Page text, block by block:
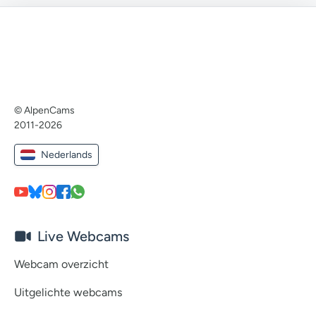
© AlpenCams
2011-2026
Nederlands
Live Webcams
Webcam overzicht
Uitgelichte webcams